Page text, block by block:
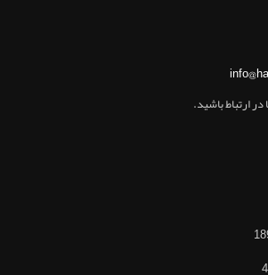
در ارتباط باشید.